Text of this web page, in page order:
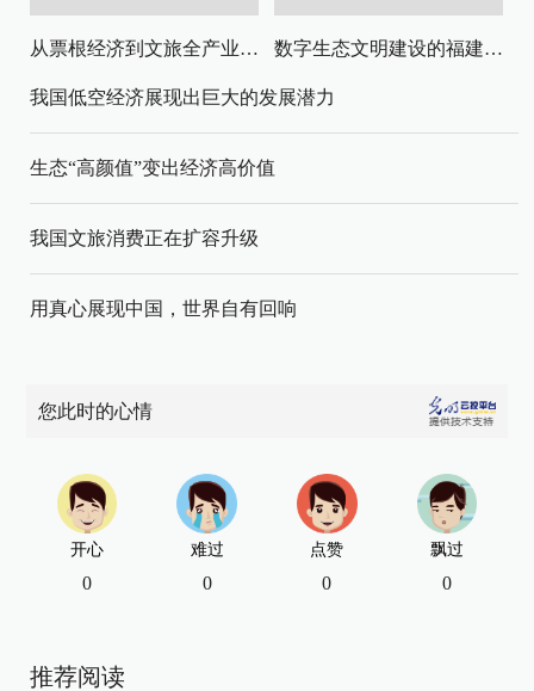
从票根经济到文旅全产业链升级 数字生态文明建设的福建路径与启示
我国低空经济展现出巨大的发展潜力
生态“高颜值”变出经济高价值
我国文旅消费正在扩容升级
用真心展现中国，世界自有回响
您此时的心情
开心
0
难过
0
点赞
0
飘过
0
推荐阅读